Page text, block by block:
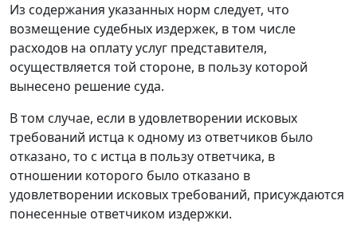
Из содержания указанных норм следует, что
возмещение судебных издержек, в том числе
расходов на оплату услуг представителя,
осуществляется той стороне, в пользу которой
вынесено решение суда.
В том случае, если в удовлетворении исковых
требований истца к одному из ответчиков было
отказано, то с истца в пользу ответчика, в
отношении которого было отказано в
удовлетворении исковых требований, присуждаются
понесенные ответчиком издержки.